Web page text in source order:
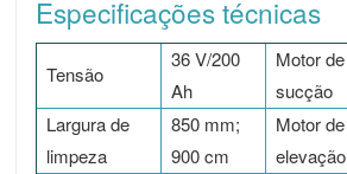
Especificações técnicas
Tensão
36 V/200
Ah
Motor de
sucção
Largura de
limpeza
850 mm;
900 cm
Motor de
elevação